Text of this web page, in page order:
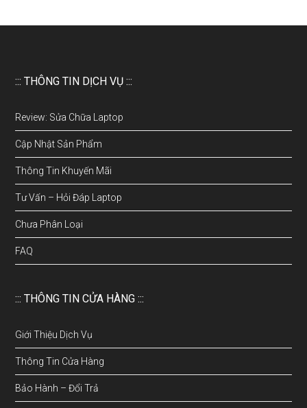
::: THÔNG TIN DỊCH VỤ :::
Review: Sửa Chữa Laptop
Cập Nhật Sản Phẩm
Thông Tin Khuyến Mãi
Tư Vấn – Hỏi Đáp Laptop
Chưa Phân Loại
FAQ
::: THÔNG TIN CỬA HÀNG :::
Giới Thiệu Dịch Vụ
Thông Tin Cửa Hàng
Bảo Hành – Đổi Trả